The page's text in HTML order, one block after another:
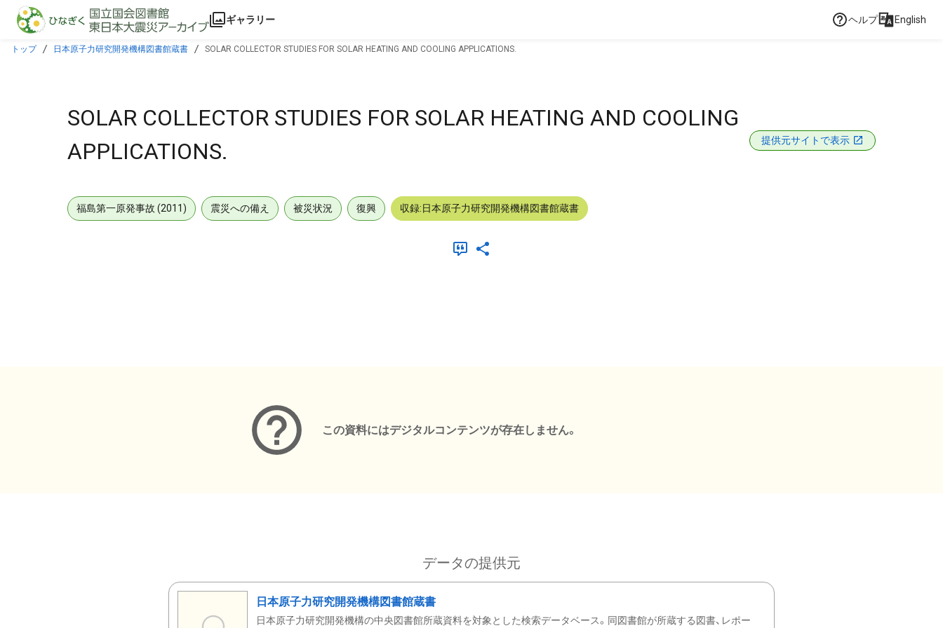
本文に飛ぶ
ギャラリー ヘルプ English
トップ 日本原子力研究開発機構図書館蔵書 SOLAR COLLECTOR STUDIES FOR SOLAR HEATING AND COOLING APPLICATIONS.
SOLAR COLLECTOR STUDIES FOR SOLAR HEATING AND COOLING
APPLICATIONS.
提供元サイトで表示
福島第一原発事故 (2011) 震災への備え 被災状況 復興 収録:日本原子力研究開発機構図書館蔵書
この資料にはデジタルコンテンツが存在しません。
データの提供元
日本原子力研究開発機構図書館蔵書
日本原子力研究開発機構の中央図書館所蔵資料を対象とした検索データベース。同図書館が所蔵する図書、レポー